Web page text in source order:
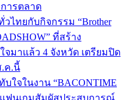
การตลาด
ไทยกับกิจกรรม “Brother
ที่สร้าง
มาแล้ว 4 จังหวัด เตรียมปิด
.ค.นี้
บใจในงาน “BACONTIME
ฟนเกมสัมผัสประสบการณ์